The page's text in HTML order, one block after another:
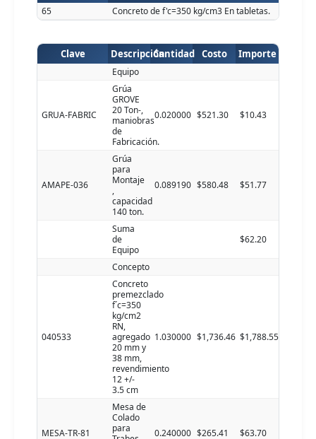
65 Concreto de f'c=350 kg/cm3 En tabletas.
Clave DescripciónCantidad Costo Importe
Equipo
GRUA-FABRIC
Grúa
GROVE
20 Ton-,
maniobras
de
Fabricación.
0.020000 $521.30 $10.43
AMAPE-036
Grúa
para
Montaje
,
capacidad
140 ton.
0.089190 $580.48 $51.77
Suma
de
Equipo
$62.20
Concepto
040533
Concreto
premezclado
f´c=350
kg/cm2
RN,
agregado
20 mm y
38 mm,
revendimiento
12 +/-
3.5 cm
1.030000 $1,736.46 $1,788.55
MESA-TR-81
Mesa de
Colado
para
0.240000 $265.41 $63.70